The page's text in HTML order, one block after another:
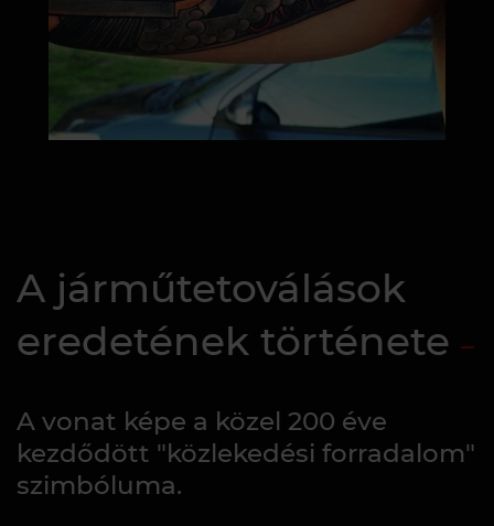
A járműtetoválások
eredetének története
A vonat képe a közel 200 éve
kezdődött "közlekedési forradalom"
szimbóluma.